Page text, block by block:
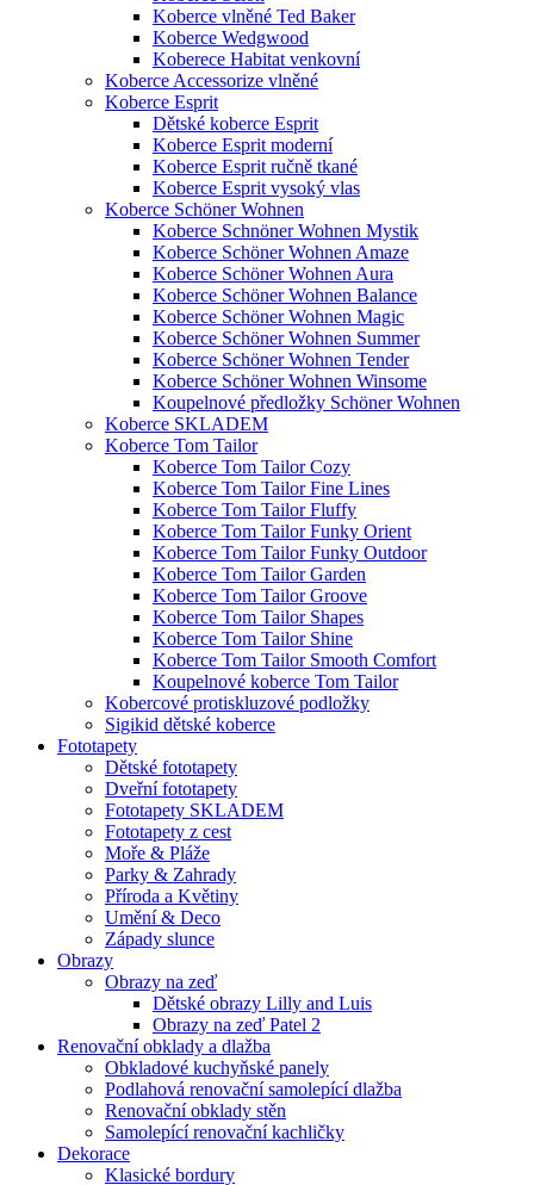
Koberce vlněné Ted Baker
Koberce Wedgwood
Koberece Habitat venkovní
Koberce Accessorize vlněné
Koberce Esprit
Dětské koberce Esprit
Koberce Esprit moderní
Koberce Esprit ručně tkané
Koberce Esprit vysoký vlas
Koberce Schöner Wohnen
Koberce Schnöner Wohnen Mystik
Koberce Schöner Wohnen Amaze
Koberce Schöner Wohnen Aura
Koberce Schöner Wohnen Balance
Koberce Schöner Wohnen Magic
Koberce Schöner Wohnen Summer
Koberce Schöner Wohnen Tender
Koberce Schöner Wohnen Winsome
Koupelnové předložky Schöner Wohnen
Koberce SKLADEM
Koberce Tom Tailor
Koberce Tom Tailor Cozy
Koberce Tom Tailor Fine Lines
Koberce Tom Tailor Fluffy
Koberce Tom Tailor Funky Orient
Koberce Tom Tailor Funky Outdoor
Koberce Tom Tailor Garden
Koberce Tom Tailor Groove
Koberce Tom Tailor Shapes
Koberce Tom Tailor Shine
Koberce Tom Tailor Smooth Comfort
Koupelnové koberce Tom Tailor
Kobercové protiskluzové podložky
Sigikid dětské koberce
Fototapety
Dětské fototapety
Dveřní fototapety
Fototapety SKLADEM
Fototapety z cest
Moře & Pláže
Parky & Zahrady
Příroda a Květiny
Umění & Deco
Západy slunce
Obrazy
Obrazy na zeď
Dětské obrazy Lilly and Luis
Obrazy na zeď Patel 2
Renovační obklady a dlažba
Obkladové kuchyňské panely
Podlahová renovační samolepící dlažba
Renovační obklady stěn
Samolepící renovační kachličky
Dekorace
Klasické bordury